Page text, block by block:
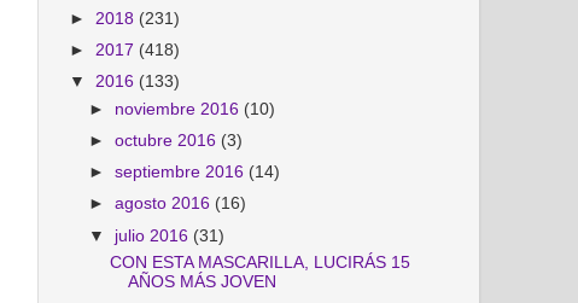
► 2018 (231)
► 2017 (418)
▼ 2016 (133)
► noviembre 2016 (10)
►octubre 2016 (3)
►septiembre 2016 (14)
►agosto 2016 (16)
▼ julio 2016 (31)
CON ESTA MASCARILLA, LUCIRÁS 15
AÑOS MÁS JOVEN